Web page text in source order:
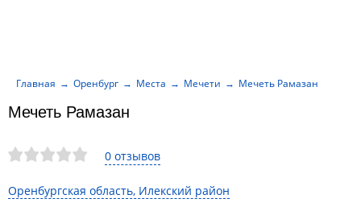
0 отзывов
Оренбургская область, Илекский район
Мечеть Рамазан
Главная Оренбург Места Мечети Мечеть Рамазан